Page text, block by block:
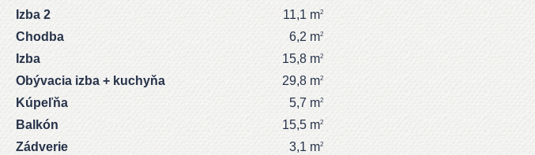
Izba 2 11,1 m2
Chodba 6,2 m2
Izba 15,8 m2
Obývacia izba + kuchyňa 29,8 m2
Kúpeľňa 5,7 m2
Balkón 15,5 m2
Zádverie 3,1 m2